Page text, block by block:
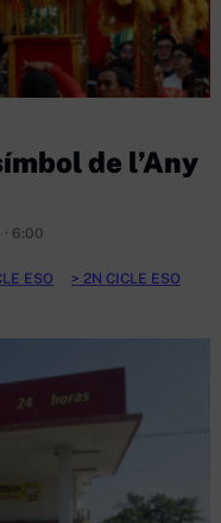
de l’Any
· 6:00
ESO
2N CICLE ESO